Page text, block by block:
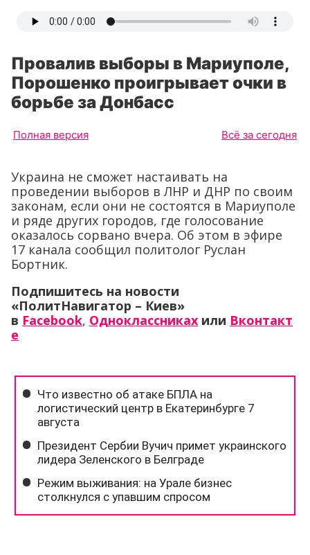
Провалив выборы в Мариуполе,
Порошенко проигрывает очки в
борьбе за Донбасс
Полная версия Всё за сегодня
Украина не сможет настаивать на
проведении выборов в ЛНР и ДНР по своим
законам, если они не состоятся в Мариуполе
и ряде других городов, где голосование
оказалось сорвано вчера. Об этом в эфире
17 канала сообщил политолог Руслан
Бортник.
Подпишитесь на новости
«ПолитНавигатор – Киев»
в Facebook, Одноклассниках или Вконтакт
е